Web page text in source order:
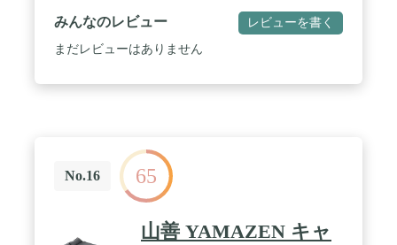
みんなのレビュー レビューを書く
まだレビューはありません
No.16 65
山善 YAMAZEN キャ